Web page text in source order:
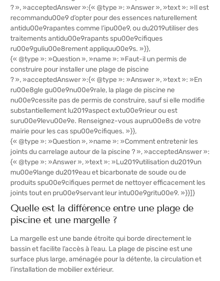
? », »acceptedAnswer »:{« @type »: »Answer », »text »: »Il est
recommandu00e9 d’opter pour des essences naturellement
antidu00e9rapantes comme l’ipu00e9, ou du2019utiliser des
traitements antidu00e9rapants spu00e9cifiques
ru00e9guliu00e8rement appliquu00e9s. »}},
{« @type »: »Question », »name »: »Faut-il un permis de
construire pour installer une plage de piscine
? », »acceptedAnswer »:{« @type »: »Answer », »text »: »En
ru00e8gle gu00e9nu00e9rale, la plage de piscine ne
nu00e9cessite pas de permis de construire, sauf si elle modifie
substantiellement lu2019aspect extu00e9rieur ou est
suru00e9levu00e9e. Renseignez-vous aupru00e8s de votre
mairie pour les cas spu00e9cifiques. »}},
{« @type »: »Question », »name »: »Comment entretenir les
joints du carrelage autour de la piscine ? », »acceptedAnswer »:
{« @type »: »Answer », »text »: »Lu2019utilisation du2019un
mu00e9lange du2019eau et bicarbonate de soude ou de
produits spu00e9cifiques permet de nettoyer efficacement les
joints tout en pru00e9servant leur intu00e9gritu00e9. »}}]}
Quelle est la différence entre une plage de
piscine et une margelle ?
La margelle est une bande étroite qui borde directement le
bassin et facilite l’accès à l’eau. La plage de piscine est une
surface plus large, aménagée pour la détente, la circulation et
l’installation de mobilier extérieur.